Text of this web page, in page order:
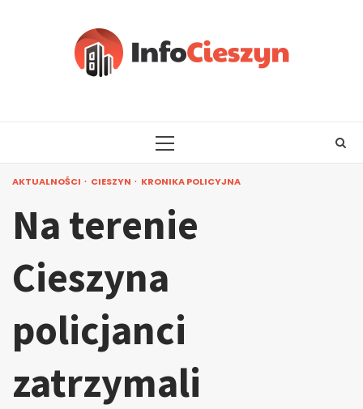
PRIMARY
AKTUALNOŚCI CIESZYN KRONIKA POLICYJNA
Na terenie
Cieszyna
policjanci
zatrzymali